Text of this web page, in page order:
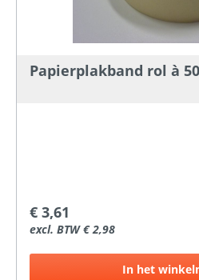
Papierplakband rol à
€ 3,61
excl. BTW € 2,98
In het